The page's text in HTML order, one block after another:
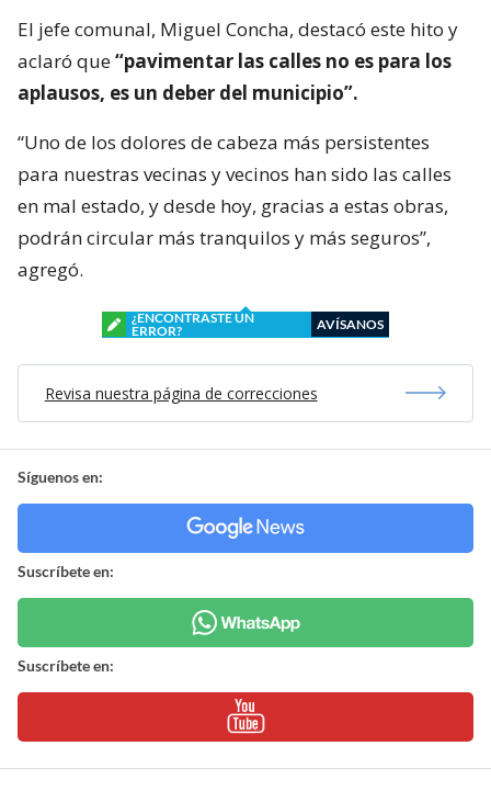
El jefe comunal, Miguel Concha, destacó este hito y
aclaró que“pavimentar las calles no es para los
aplausos, es un deber del municipio”.
“Uno de los dolores de cabeza más persistentes
para nuestras vecinas y vecinos han sido las calles
en mal estado, y desde hoy, gracias a estas obras,
podrán circular más tranquilos y más seguros”,
agregó.
¿ENCONTRASTE UN
ERROR?
AVÍSANOS
Revisa nuestra página de correcciones
Síguenos en:
Suscríbete en:
Suscríbete en: